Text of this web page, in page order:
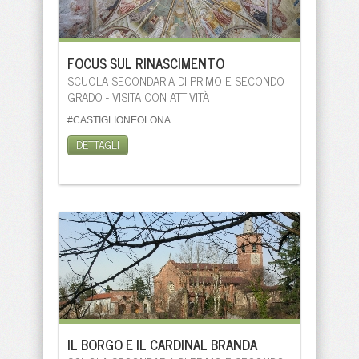
FOCUS SUL RINASCIMENTO
SCUOLA SECONDARIA DI PRIMO E SECONDO
GRADO - VISITA CON ATTIVITÀ
#CASTIGLIONEOLONA
DETTAGLI
IL BORGO E IL CARDINAL BRANDA